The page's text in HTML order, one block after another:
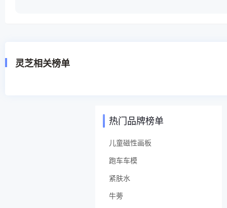
灵芝相关榜单
热门品牌榜单
儿童磁性画板
跑车车模
紧肤水
牛蒡